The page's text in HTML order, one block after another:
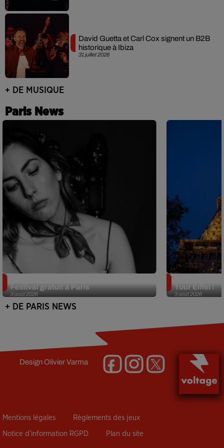
31 juillet 2026
David Guetta et Carl Cox signent un B2B
historique à Ibiza
+ DE MUSIQUE
Paris News
3 août 2026
Festival gratuit à Paris
3 août 2026
Tour Eiffel !
+ DE PARIS NEWS
DesignOlivier Varma
Mentions légales Règlements des jeux
Notice d’information RGPD Plan du site